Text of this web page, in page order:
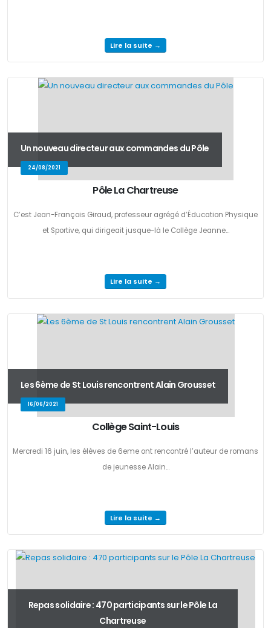
Lire la suite →
Un nouveau directeur aux commandes du Pôle
24/08/2021
Pôle La Chartreuse
C’est Jean-François Giraud, professeur agrégé d’Éducation Physique
et Sportive, qui dirigeait jusque-là le Collège Jeanne...
Lire la suite →
Les 6ème de St Louis rencontrent Alain Grousset
16/06/2021
Collège Saint-Louis
Mercredi 16 juin, les élèves de 6eme ont rencontré l’auteur de romans
de jeunesse Alain...
Lire la suite →
Repas solidaire : 470 participants sur le Pôle La
Chartreuse